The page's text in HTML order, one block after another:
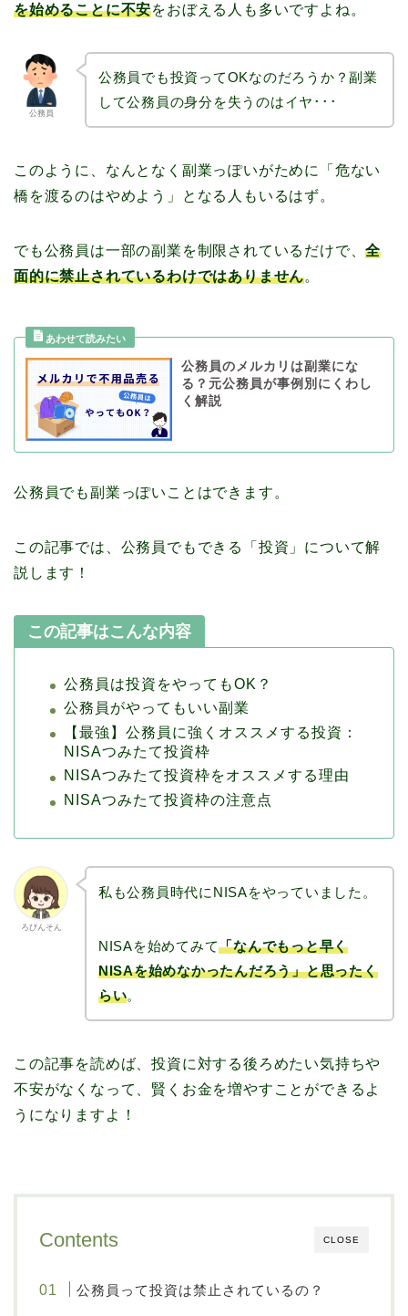
を始めることに不安をおぼえる人も多いですよね。
公務員
公務員でも投資ってOKなのだろうか？副業
して公務員の身分を失うのはイヤ･･･
このように、なんとなく副業っぽいがために「危ない
橋を渡るのはやめよう」となる人もいるはず。
でも公務員は一部の副業を制限されているだけで、全
面的に禁止されているわけではありません。
公務員のメルカリは副業にな
る？元公務員が事例別にくわし
く解説
公務員でも副業っぽいことはできます。
この記事では、公務員でもできる「投資」について解
説します！
この記事はこんな内容
公務員は投資をやってもOK？
公務員がやってもいい副業
【最強】公務員に強くオススメする投資：
NISAつみたて投資枠
NISAつみたて投資枠をオススメする理由
NISAつみたて投資枠の注意点
ろびんそん
私も公務員時代にNISAをやっていました。
NISAを始めてみて「なんでもっと早く
NISAを始めなかったんだろう」と思ったく
らい。
この記事を読めば、投資に対する後ろめたい気持ちや
不安がなくなって、賢くお金を増やすことができるよ
うになりますよ！
CLOSE
Contents
公務員って投資は禁止されているの？